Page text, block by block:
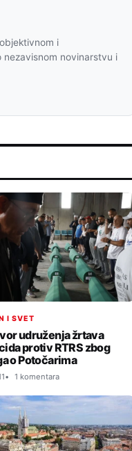
i
nezavisnom novinarstvu i
I SVET
udruženja žrtava
protiv RTRS zbog
o Potočarima
1 komentara